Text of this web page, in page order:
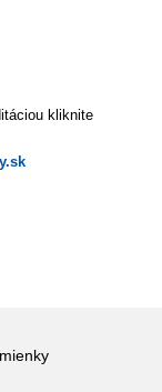
kliknite